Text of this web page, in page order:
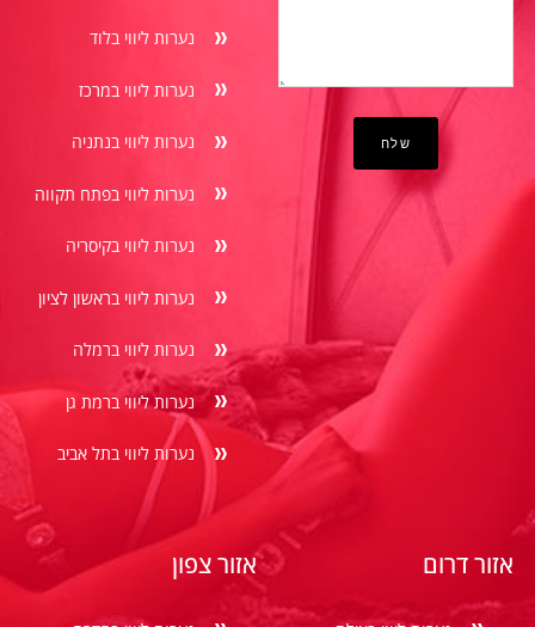
נערות ליווי בלוד
נערות ליווי במרכז
נערות ליווי בנתניה
נערות ליווי בפתח תקווה
נערות ליווי בקיסריה
נערות ליווי בראשון לציון
נערות ליווי ברמלה
נערות ליווי ברמת גן
נערות ליווי בתל אביב
אזור דרום אזור צפון